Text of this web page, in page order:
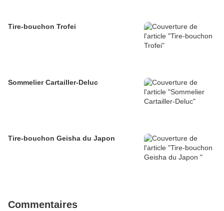
Tire-bouchon Trofei
Sommelier Cartailler-Deluc
Tire-bouchon Geisha du Japon
Commentaires